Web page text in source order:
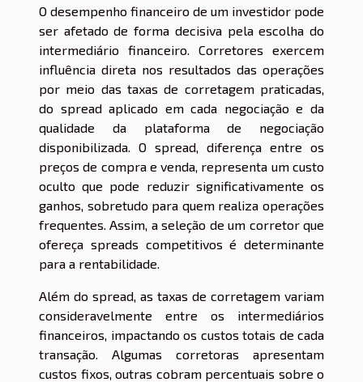
O desempenho financeiro de um investidor pode
ser afetado de forma decisiva pela escolha do
intermediário financeiro. Corretores exercem
influência direta nos resultados das operações
por meio das taxas de corretagem praticadas,
do spread aplicado em cada negociação e da
qualidade da plataforma de negociação
disponibilizada. O spread, diferença entre os
preços de compra e venda, representa um custo
oculto que pode reduzir significativamente os
ganhos, sobretudo para quem realiza operações
frequentes. Assim, a seleção de um corretor que
ofereça spreads competitivos é determinante
para a rentabilidade.
Além do spread, as taxas de corretagem variam
consideravelmente entre os intermediários
financeiros, impactando os custos totais de cada
transação. Algumas corretoras apresentam
custos fixos, outras cobram percentuais sobre o